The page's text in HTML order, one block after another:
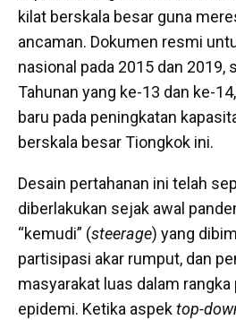
kilat berskala besar guna
ancaman. Dokumen resmi
nasional pada 2015 dan 2019,
Tahunan yang ke-13 dan ke-
baru pada peningkatan
berskala besar Tiongkok ini.
Desain pertahanan ini telah
diberlakukan sejak awal
“kemudi” (steerage) yang
partisipasi akar rumput, dan
masyarakat luas dalam rangka
epidemi. Ketika aspektop-